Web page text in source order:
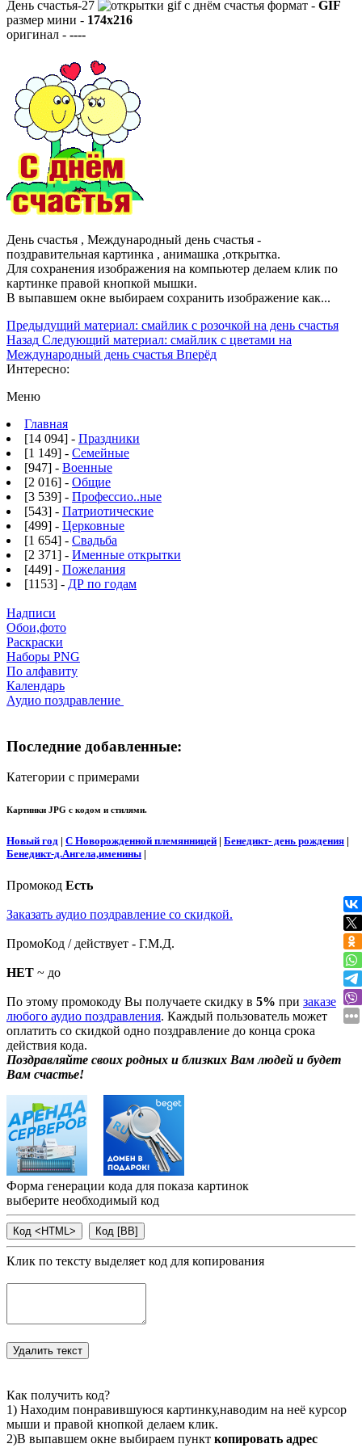
День счастья-27 формат - GIF
размер мини - 174x216
оригинал - ----
День счастья , Международный день счастья -
поздравительная картинка , анимашка ,открытка.
Для сохранения изображения на компьютер делаем клик по
картинке правой кнопкой мышки.
В выпавшем окне выбираем сохранить изображение как...
Предыдущий материал: смайлик с розочкой на день счастья
Назад Следующий материал: смайлик с цветами на
Международный день счастья Вперёд
Интересно:
Меню
Главная
[14 094] - Праздники
[1 149] - Семейные
[947] - Военные
[2 016] - Общие
[3 539] - Профессио..ные
[543] - Патриотические
[499] - Церковные
[1 654] - Свадьба
[2 371] - Именные открытки
[449] - Пожелания
[1153] - ДР по годам
Надписи
Обои,фото
Раскраски
Наборы PNG
По алфавиту
Календарь
Аудио поздравление
Последние добавленные:
Категории с примерами
Картинки JPG с кодом и стилями.
Новый год | С Новорожденной племянницей | Бенедикт- день рождения |
Бенедикт-д.Ангела,именины |
Промокод Есть
Заказать аудио поздравление со скидкой.
ПромоКод / действует - Г.М.Д.
НЕТ ~ до
По этому промокоду Вы получаете скидку в 5% при заказе
любого аудио поздравления. Каждый пользователь может
оплатить со скидкой одно поздравление до конца срока
действия кода.
Поздравляйте своих родных и близких Вам людей и будет
Вам счастье!
Форма генерации кода для показа картинок
выберите необходимый код
Клик по тексту выделяет код для копирования
Как получить код?
1) Находим понравившуюся картинку,наводим на неё курсор
мыши и правой кнопкой делаем клик.
2)В выпавшем окне выбираем пункт копировать адрес